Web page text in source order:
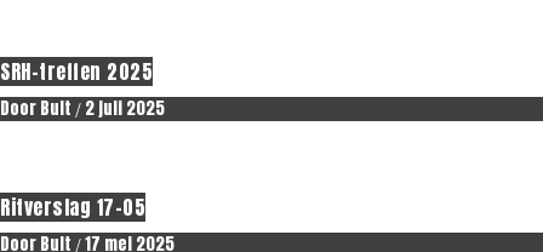
SRH-treffen 2025
DoorBult / 2 juli 2025
Ritverslag 17-05
DoorBult /17 mei 2025